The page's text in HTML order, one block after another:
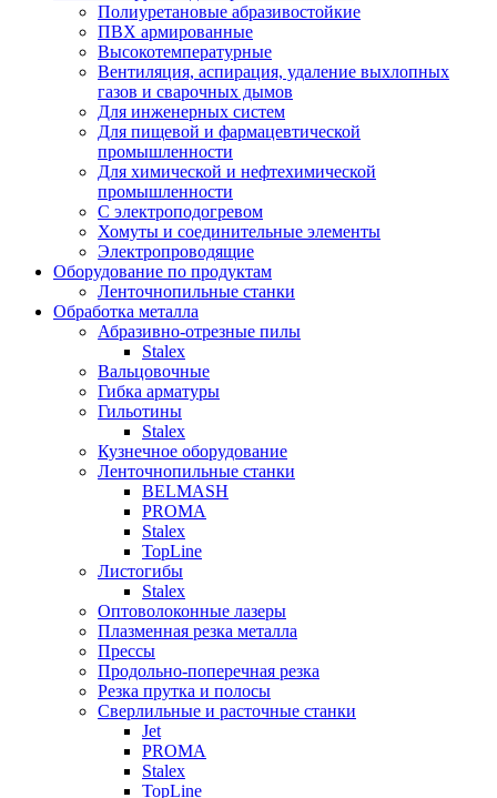
Полиуретановые абразивостойкие
ПВХ армированные
Высокотемпературные
Вентиляция, аспирация, удаление выхлопных
газов и сварочных дымов
Для инженерных систем
Для пищевой и фармацевтической
промышленности
Для химической и нефтехимической
промышленности
С электроподогревом
Хомуты и соединительные элементы
Электропроводящие
Оборудование по продуктам
Ленточнопильные станки
Обработка металла
Абразивно-отрезные пилы
Stalex
Вальцовочные
Гибка арматуры
Гильотины
Stalex
Кузнечное оборудование
Ленточнопильные станки
BELMASH
PROMA
Stalex
TopLine
Листогибы
Stalex
Оптоволоконные лазеры
Плазменная резка металла
Прессы
Продольно-поперечная резка
Резка прутка и полосы
Сверлильные и расточные станки
Jet
PROMA
Stalex
TopLine